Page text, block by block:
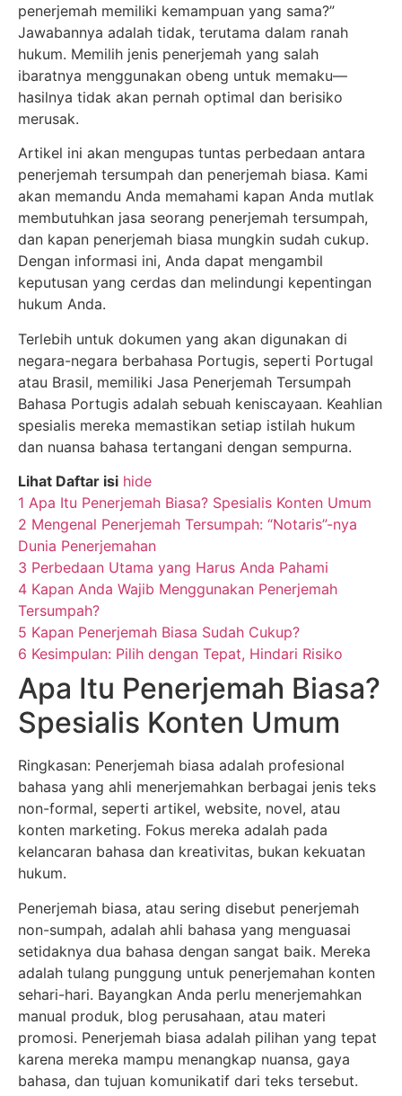
penerjemah memiliki kemampuan yang sama?”
Jawabannya adalah tidak, terutama dalam ranah
hukum. Memilih jenis penerjemah yang salah
ibaratnya menggunakan obeng untuk memaku—
hasilnya tidak akan pernah optimal dan berisiko
merusak.
Artikel ini akan mengupas tuntas perbedaan antara
penerjemah tersumpah dan penerjemah biasa. Kami
akan memandu Anda memahami kapan Anda mutlak
membutuhkan jasa seorang penerjemah tersumpah,
dan kapan penerjemah biasa mungkin sudah cukup.
Dengan informasi ini, Anda dapat mengambil
keputusan yang cerdas dan melindungi kepentingan
hukum Anda.
Terlebih untuk dokumen yang akan digunakan di
negara-negara berbahasa Portugis, seperti Portugal
atau Brasil, memiliki Jasa Penerjemah Tersumpah
Bahasa Portugis adalah sebuah keniscayaan. Keahlian
spesialis mereka memastikan setiap istilah hukum
dan nuansa bahasa tertangani dengan sempurna.
Lihat Daftar isi hide
1 Apa Itu Penerjemah Biasa? Spesialis Konten Umum
2 Mengenal Penerjemah Tersumpah: “Notaris”-nya
Dunia Penerjemahan
3 Perbedaan Utama yang Harus Anda Pahami
4 Kapan Anda Wajib Menggunakan Penerjemah
Tersumpah?
5 Kapan Penerjemah Biasa Sudah Cukup?
6 Kesimpulan: Pilih dengan Tepat, Hindari Risiko
Apa Itu Penerjemah Biasa?
Spesialis Konten Umum
Ringkasan: Penerjemah biasa adalah profesional
bahasa yang ahli menerjemahkan berbagai jenis teks
non-formal, seperti artikel, website, novel, atau
konten marketing. Fokus mereka adalah pada
kelancaran bahasa dan kreativitas, bukan kekuatan
hukum.
Penerjemah biasa, atau sering disebut penerjemah
non-sumpah, adalah ahli bahasa yang menguasai
setidaknya dua bahasa dengan sangat baik. Mereka
adalah tulang punggung untuk penerjemahan konten
sehari-hari. Bayangkan Anda perlu menerjemahkan
manual produk, blog perusahaan, atau materi
promosi. Penerjemah biasa adalah pilihan yang tepat
karena mereka mampu menangkap nuansa, gaya
bahasa, dan tujuan komunikatif dari teks tersebut.